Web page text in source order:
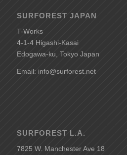
SURFOREST JAPAN
T-Works
4-1-4 Higashi-Kasai
Edogawa-ku, Tokyo Japan
Email: info@surforest.net
SURFOREST L.A.
7825 W. Manchester Ave 18